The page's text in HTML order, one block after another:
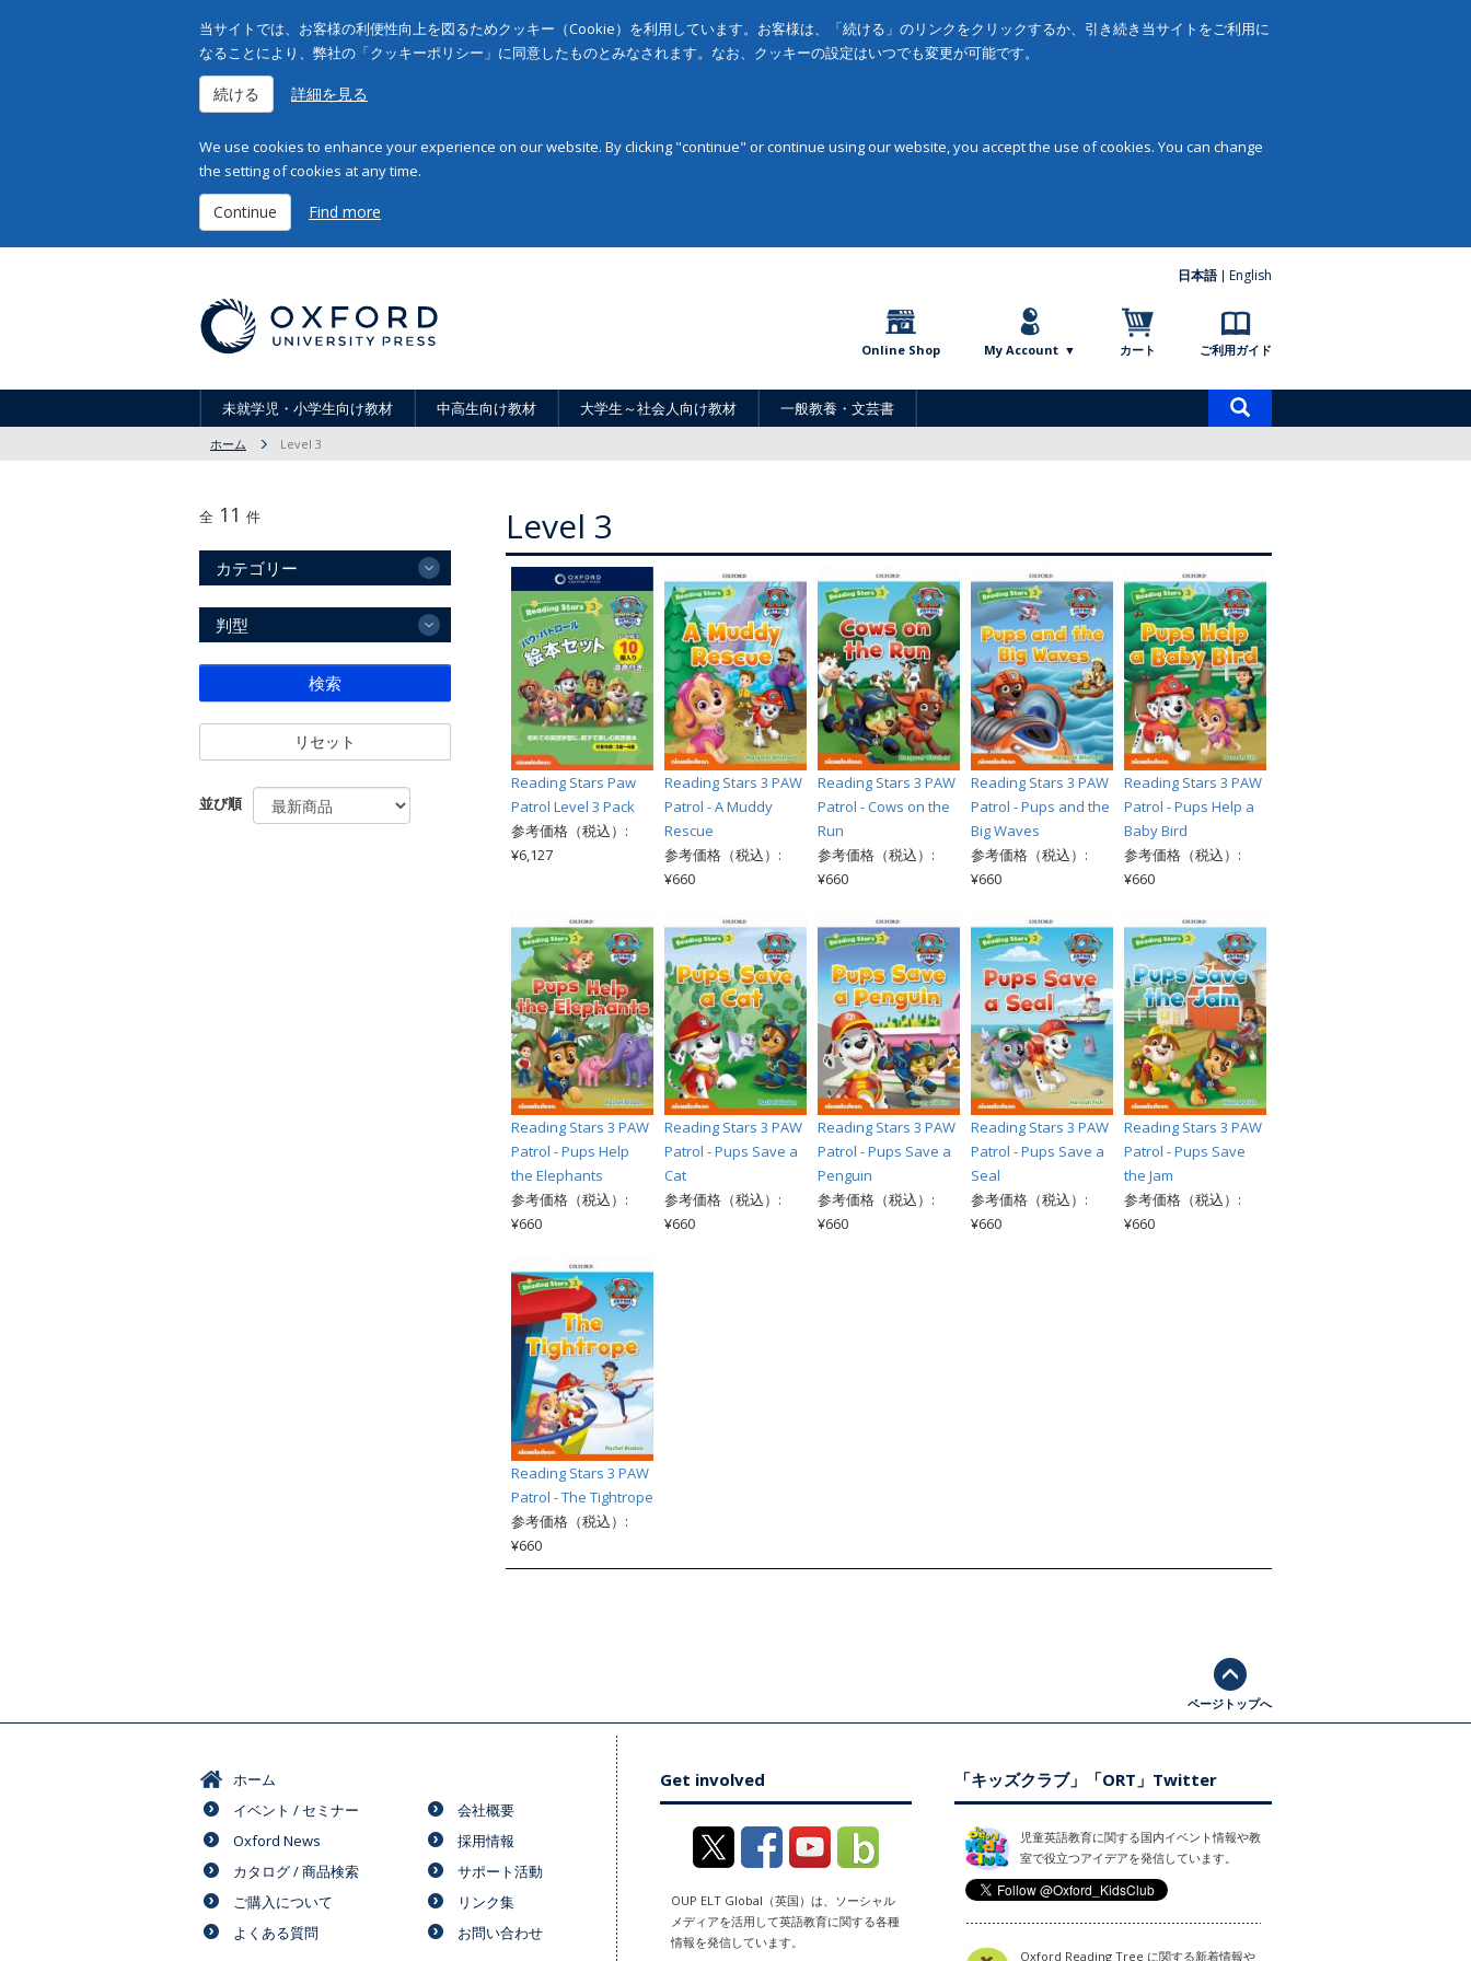
当サイトでは、お客様の利便性向上を図るためクッキー（Cookie）を利用しています。お客様は、「続ける」のリンクをクリックするか、引き続き当サイトをご利用に
なることにより、弊社の「クッキーポリシー」に同意したものとみなされます。なお、クッキーの設定はいつでも変更が可能です。
続ける 詳細を見る
We use cookies to enhance your experience on our website. By clicking "continue" or continue using our website, you accept the use of cookies. You can change
the setting of cookies at any time.
Continue Find more
日本語 English
Online Shop My Account カート ご利用ガイド
未就学児・小学生向け教材 中高生向け教材 大学生～社会人向け教材 一般教養・文芸書
ホーム Level 3
Level 3
Reading Stars Paw
Patrol Level 3 Pack
参考価格（税込）:
¥6,127
Reading Stars 3 PAW
Patrol - A Muddy
Rescue
参考価格（税込）:
¥660
Reading Stars 3 PAW
Patrol - Cows on the
Run
参考価格（税込）:
¥660
Reading Stars 3 PAW
Patrol - Pups and the
Big Waves
参考価格（税込）:
¥660
Reading Stars 3 PAW
Patrol - Pups Help a
Baby Bird
参考価格（税込）:
¥660
Reading Stars 3 PAW
Patrol - Pups Help
the Elephants
参考価格（税込）:
¥660
Reading Stars 3 PAW
Patrol - Pups Save a
Cat
参考価格（税込）:
¥660
Reading Stars 3 PAW
Patrol - Pups Save a
Penguin
参考価格（税込）:
¥660
Reading Stars 3 PAW
Patrol - Pups Save a
Seal
参考価格（税込）:
¥660
Reading Stars 3 PAW
Patrol - Pups Save
the Jam
参考価格（税込）:
¥660
Reading Stars 3 PAW
Patrol - The Tightrope
参考価格（税込）:
¥660
全 11 件
カテゴリー
判型
検索
リセット
並び順
ページトップへ
ホーム
イベント / セミナー
Oxford News
カタログ / 商品検索
ご購入について
よくある質問
会社概要
採用情報
サポート活動
リンク集
お問い合わせ
Get involved
OUP ELT Global（英国）は、ソーシャル
メディアを活用して英語教育に関する各種
情報を発信しています。
「キッズクラブ」「ORT」Twitter
児童英語教育に関する国内イベント情報や教
室で役立つアイデアを発信しています。
Oxford Reading Tree に関する新着情報や